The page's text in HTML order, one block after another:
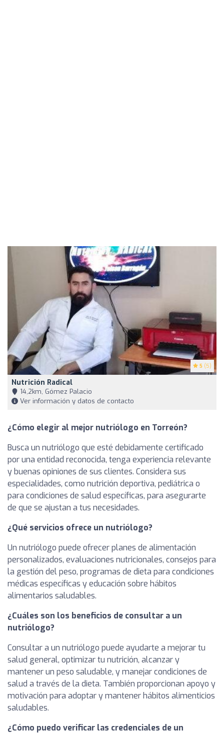
5 (5)
Nutrición Radical
14,2km, Gómez Palacio
Ver información y datos de contacto
¿Cómo elegir al mejor nutriólogo en Torreón?
Busca un nutriólogo que esté debidamente certificado
por una entidad reconocida, tenga experiencia relevante
y buenas opiniones de sus clientes. Considera sus
especialidades, como nutrición deportiva, pediátrica o
para condiciones de salud específicas, para asegurarte
de que se ajustan a tus necesidades.
¿Qué servicios ofrece un nutriólogo?
Un nutriólogo puede ofrecer planes de alimentación
personalizados, evaluaciones nutricionales, consejos para
la gestión del peso, programas de dieta para condiciones
médicas específicas y educación sobre hábitos
alimentarios saludables.
¿Cuáles son los beneficios de consultar a un
nutriólogo?
Consultar a un nutriólogo puede ayudarte a mejorar tu
salud general, optimizar tu nutrición, alcanzar y
mantener un peso saludable, y manejar condiciones de
salud a través de la dieta. También proporcionan apoyo y
motivación para adoptar y mantener hábitos alimenticios
saludables.
¿Cómo puedo verificar las credenciales de un